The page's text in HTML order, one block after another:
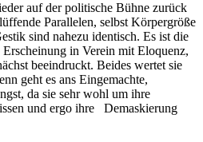
auf der politische Bühne zurück
Parallelen, selbst Körpergröße
sind nahezu identisch. Es ist die
Erscheinung in Verein mit Eloquenz,
beeindruckt. Beides wertet sie
geht es ans Eingemachte,
da sie sehr wohl um ihre
und ergo ihre Demaskierung